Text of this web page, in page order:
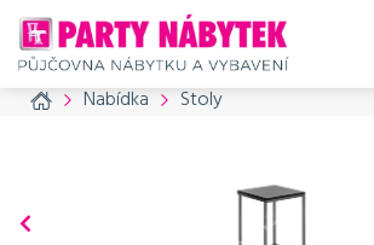
Home Nabídka Stoly